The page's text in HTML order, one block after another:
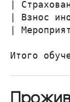
|
| Взнос
|